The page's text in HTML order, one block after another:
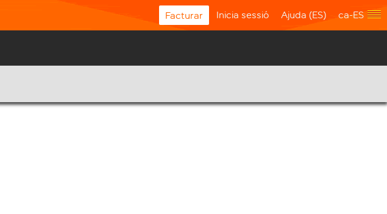
Facturar Inicia sessió Ajuda (ES) ca-ES